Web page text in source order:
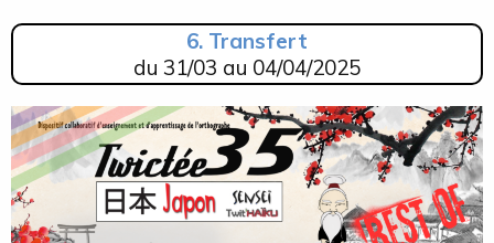
6. Transfert
du 31/03 au 04/04/2025